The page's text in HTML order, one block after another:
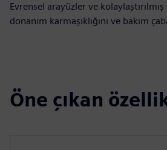
Evrensel arayüzler ve kolaylaştırılmış
donanım karmaşıklığını ve bakım
Öne çıkan